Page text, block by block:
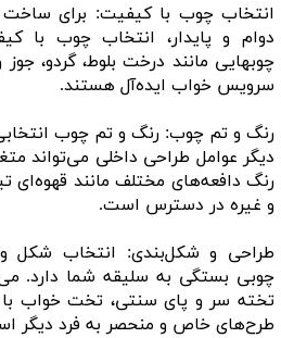
انتخاب چوب با کیفیت: برای
دوام و پایدار، انتخاب چوب با
چوبهایی مانند درخت بلوط، گردو،
سرویس خواب ایده‌آل هستند.
رنگ و تم چوب: رنگ و تم چوب
دیگر عوامل طراحی داخلی می‌تواند
رنگ دافعه‌های مختلف مانند قهوه‌ای
و غیره در دسترس است.
طراحی و شکل‌بندی: انتخاب
چوبی بستگی به سلیقه شما دارد.
تخته سر و پای سنتی، تخت خواب
طرح‌های خاص و منحصر به فرد دیگر